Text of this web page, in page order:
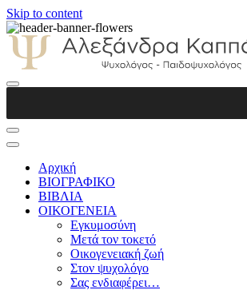
Skip to content
Παιδοψυχολόγος
Αρχική
ΒΙΟΓΡΑΦΙΚΟ
ΒΙΒΛΙΑ
ΟΙΚΟΓΕΝΕΙΑ
Εγκυμοσύνη
Μετά τον τοκετό
Οικογενειακή ζωή
Στον ψυχολόγο
Σας ενδιαφέρει…